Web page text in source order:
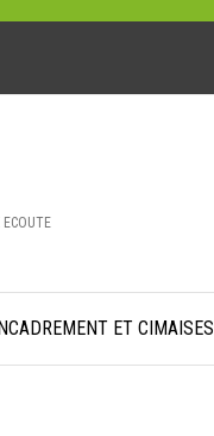
ET CIMAISES